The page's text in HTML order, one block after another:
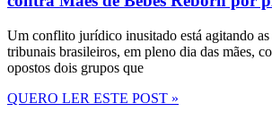
Um conflito jurídico inusitado está agitando as
tribunais brasileiros, em pleno dia das mães,
opostos dois grupos que
QUERO LER ESTE POST »